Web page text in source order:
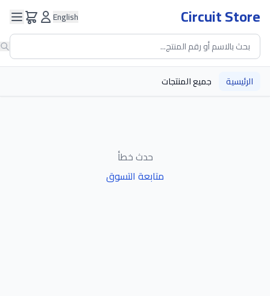
Circuit Store
English
الرئيسية جميع المنتجات
حدث خطأ
متابعة التسوق